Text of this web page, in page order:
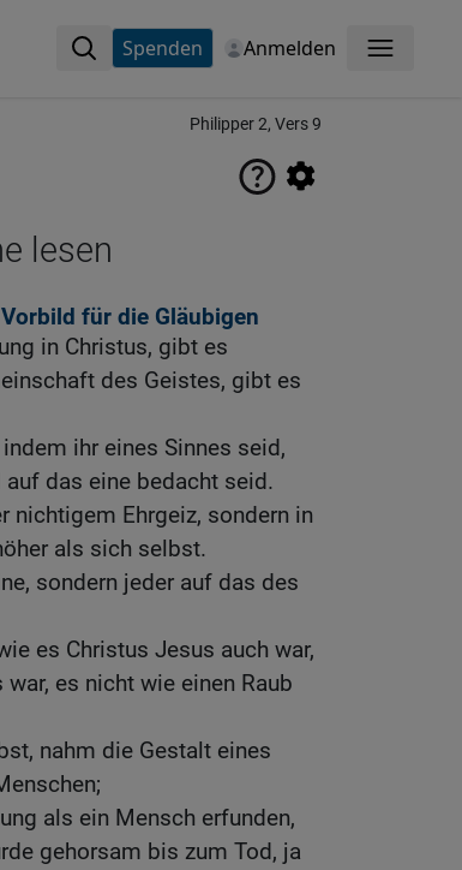
Spenden Anmelden Menü
Philipper 2, Vers 9
lesen
für die Gläubigen
in Christus, gibt es
des Geistes, gibt es
ihr eines Sinnes seid,
das eine bedacht seid.
nichtigem Ehrgeiz, sondern in
als sich selbst.
sondern jeder auf das des
es Christus Jesus auch war,
es nicht wie einen Raub
nahm die Gestalt eines
als ein Mensch erfunden,
gehorsam bis zum Tod, ja